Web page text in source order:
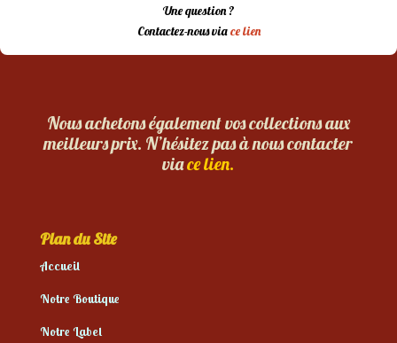
Une question ?
Contactez-nous viace lien
Nous achetons également vos collections aux
meilleurs prix. N’hésitez pas à nous contacter
viace lien.
Plan du Site
Accueil
Notre Boutique
Notre Label